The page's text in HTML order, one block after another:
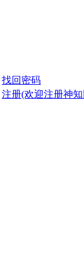
找回密码
注册(欢迎注册神